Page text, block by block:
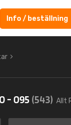
Info / beställning
- 095 (543) Allt